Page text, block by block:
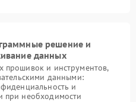
решение и
данных
прошивок и инструментов,
данными:
и
при необходимости